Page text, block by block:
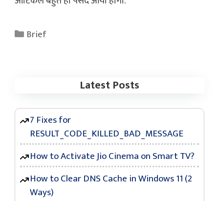
Categories
Brief
Latest Posts
7 Fixes for
RESULT_CODE_KILLED_BAD_MESSAGE
How to Activate Jio Cinema on Smart TV?
How to Clear DNS Cache in Windows 11 (2
Ways)